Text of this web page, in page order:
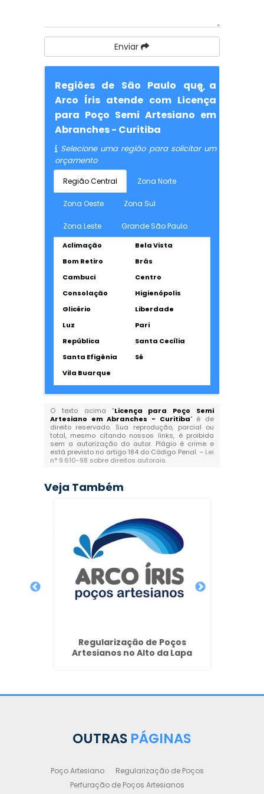
Enviar
Regiões de São Paulo que a
Arco Íris atende com Licença
para Poço Semi Artesiano em
Abranches - Curitiba
Selecione uma região para solicitar um
orçamento
Região Central Zona Norte
Zona Oeste Zona Sul
Zona Leste Grande São Paulo
Aclimação
Bela Vista
Bom Retiro
Brás
Cambuci
Centro
Consolação
Higienópolis
Glicério
Liberdade
Luz
Pari
República
Santa Cecília
Santa Efigênia
Sé
Vila Buarque
O texto acima "Licença para Poço Semi
Artesiano em Abranches - Curitiba" é de
direito reservado. Sua reprodução, parcial ou
total, mesmo citando nossos links, é proibida
sem a autorização do autor. Plágio é crime e
está previsto no artigo 184 do Código Penal. – Lei
n° 9.610-98 sobre direitos autorais.
Veja Também
Regularização de Poços
Artesianos no Alto da Lapa
OUTRAS PÁGINAS
Poço Artesiano
Regularização de Poços
Perfuração de Poços Artesianos